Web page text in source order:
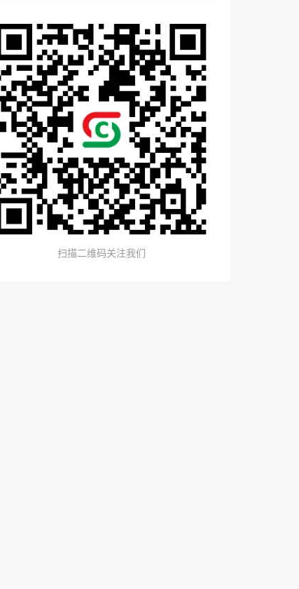
扫描二维码关注我们